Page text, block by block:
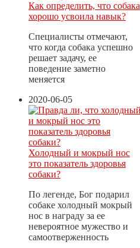
Как определить, что собака
хорошо усвоила навык?
Специалисты отмечают,
что когда собака успешно
решает задачу, ее
поведение заметно
меняется
2020-06-05
Холодный и мокрый нос
это показатель здоровья
собаки?
По легенде, Бог подарил
собаке холодный мокрый
нос в награду за ее
невероятное мужество и
самоотверженность